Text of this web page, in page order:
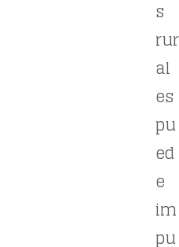
s
rur
al
es
pu
ed
e
im
pu